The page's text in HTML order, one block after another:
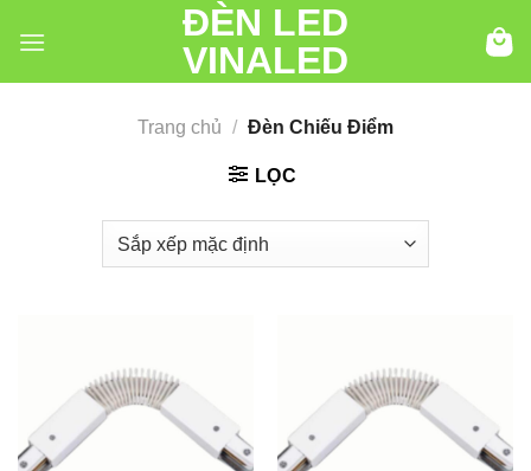
đến
ĐÈN LED
VINALED
Trang chủ / Đèn Chiếu Điểm
LỌC